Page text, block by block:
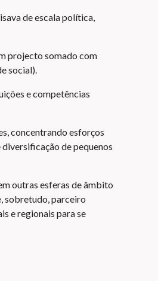
de escala política,
projecto somado com
social).
e competências
concentrando esforços
de pequenos
outras esferas de âmbito
sobretudo, parceiro
e regionais para se